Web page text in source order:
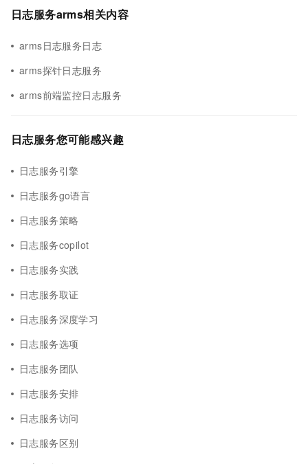
日志服务arms相关内容
arms日志服务日志
arms探针日志服务
arms前端监控日志服务
日志服务您可能感兴趣
日志服务引擎
日志服务go语言
日志服务策略
日志服务copilot
日志服务实践
日志服务取证
日志服务深度学习
日志服务选项
日志服务团队
日志服务安排
日志服务访问
日志服务区别